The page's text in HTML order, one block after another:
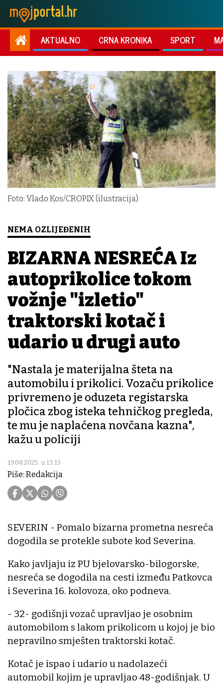
AKTUALNO CRNA KRONIKA SPORT
Foto: Vlado Kos/CROPIX (ilustracija)
NEMA OZLIJEĐENIH
BIZARNA NESREĆA Iz
autoprikolice tokom
vožnje "izletio"
traktorski kotač i
udario u drugi auto
"Nastala je materijalna šteta na
automobilu i prikolici. Vozaču prikolice
privremeno je oduzeta registarska
pločica zbog isteka tehničkog pregleda,
te mu je naplaćena novčana kazna",
kažu u policiji
19.08.2025. u 13:13
Piše: Redakcija
SEVERIN - Pomalo bizarna prometna nesreća
dogodila se protekle subote kod Severina.
Kako javljaju iz PU bjelovarsko-bilogorske,
nesreća se dogodila na cesti između Patkovca
i Severina 16. kolovoza, oko podneva.
- 32- godišnji vozač upravljao je osobnim
automobilom s lakom prikolicom u kojoj je bio
nepravilno smješten traktorski kotač.
Kotač je ispao i udario u nadolazeći
automobil kojim je upravljao 48-godišnjak. U